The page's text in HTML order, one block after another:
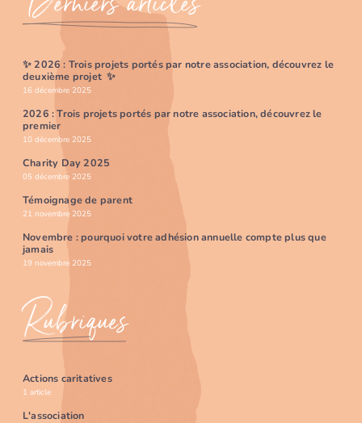
✨ 2026 : Trois projets portés par notre association, découvrez le
deuxième projet ✨
16 décembre 2025
2026 : Trois projets portés par notre association, découvrez le
premier
10 décembre 2025
Charity Day 2025
05 décembre 2025
Témoignage de parent
21 novembre 2025
Novembre : pourquoi votre adhésion annuelle compte plus que
jamais
19 novembre 2025
Rubriques
Actions caritatives
1 article
L'association